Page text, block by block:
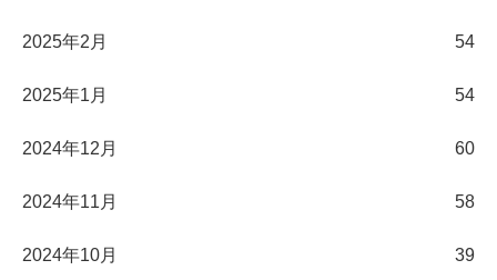
2025年2月 54
2025年1月 54
2024年12月 60
2024年11月 58
2024年10月 39